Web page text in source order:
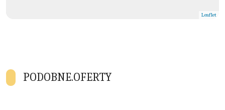
Leaflet
PODOBNE.OFERTY